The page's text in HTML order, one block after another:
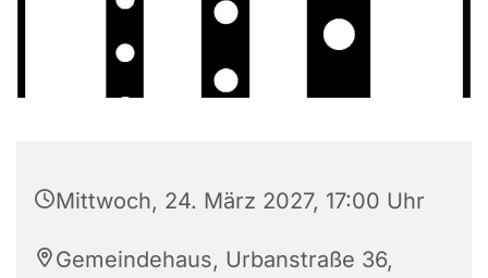
Mittwoch, 24. März 2027, 17:00 Uhr
Gemeindehaus, Urbanstraße 36,